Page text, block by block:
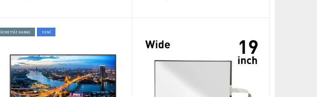
ÜCRETSİZ KARGO YENİ